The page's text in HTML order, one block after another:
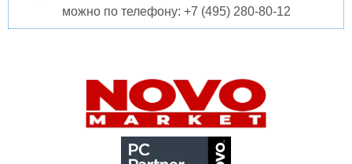
можно по телефону: +7 (495) 280-80-12